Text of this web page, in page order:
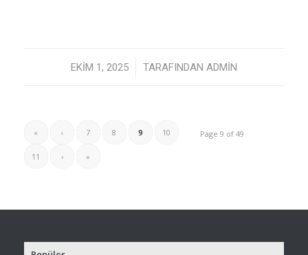
EKIM 1, 2025
/ TARAFINDAN ADMIN
Page 9 of 49
« ‹ 7 8 9 10
11 › »